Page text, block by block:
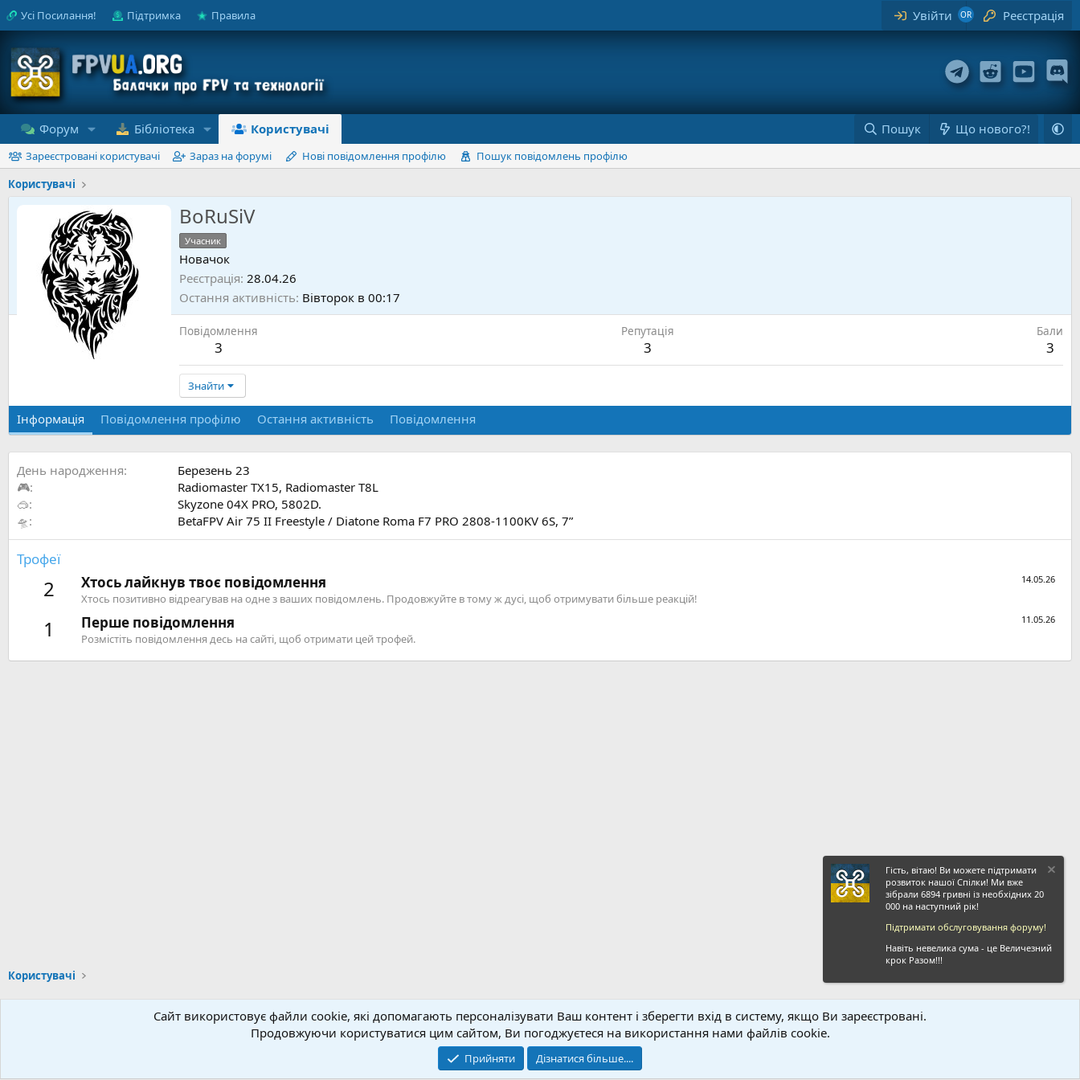
Усі Посилання! Підтримка Правила Увійти Реєстрація
Форум Бібліотека Користувачі Пошук Що нового?!
Зареєстровані користувачі Зараз на форумі Нові повідомлення профілю
Пошук повідомлень профілю
Користувачі
BoRuSiV
Учасник
Новачок
Реєстрація 28.04.26
Остання активність Вівторок в 00:17
Повідомлення
3
Репутація
3
Бали
3
Знайти
Інформація Повідомлення профілю Остання активність Повідомлення
День народження
Березень 23
🎮
Radiomaster TX15, Radiomaster T8L
🥽
Skyzone 04X PRO, 5802D.
🛸
BetaFPV Air 75 II Freestyle / Diatone Roma F7 PRO 2808-1100KV 6S, 7”
Трофеї
2 14.05.26
Хтось лайкнув твоє повідомлення
Хтось позитивно відреагував на одне з ваших повідомлень. Продовжуйте в тому ж дусі, щоб отримувати більше реакцій!
1 11.05.26
Перше повідомлення
Розмістіть повідомлення десь на сайті, щоб отримати цей трофей.
Користувачі
Зворотній зв'язок Умови і правила Політика конфіденційності
© 2020-2026 FPVUA.ORG Розроблено:Magshifter
Гість, вітаю! Ви можете підтримати
розвиток нашої Спілки! Ми вже
зібрали 6894 гривні із необхідних 20
000 на наступний рік!
Підтримати обслуговування форуму!
Навіть невелика сума - це Величезний
крок Разом!!!
Сайт використовує файли cookie, які допомагають персоналізувати Ваш контент і зберегти вхід в систему, якщо Ви зареєстровані.
Продовжуючи користуватися цим сайтом, Ви погоджуєтеся на використання нами файлів cookie.
Прийняти Дізнатися більше....